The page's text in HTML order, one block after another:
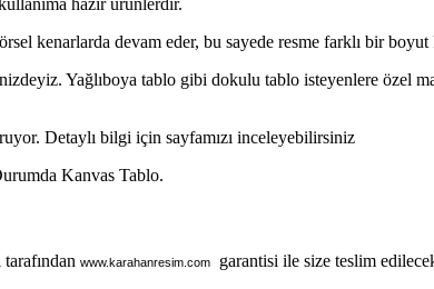
kenarlarda devam eder, bu sayede resme farklı bir boyut
Yağlıboya tablo gibi dokulu tablo isteyenlere özel
Detaylı bilgi için sayfamızı inceleyebilirsiniz
Kanvas Tablo.
www.karahanresim.com garantisi ile size teslim